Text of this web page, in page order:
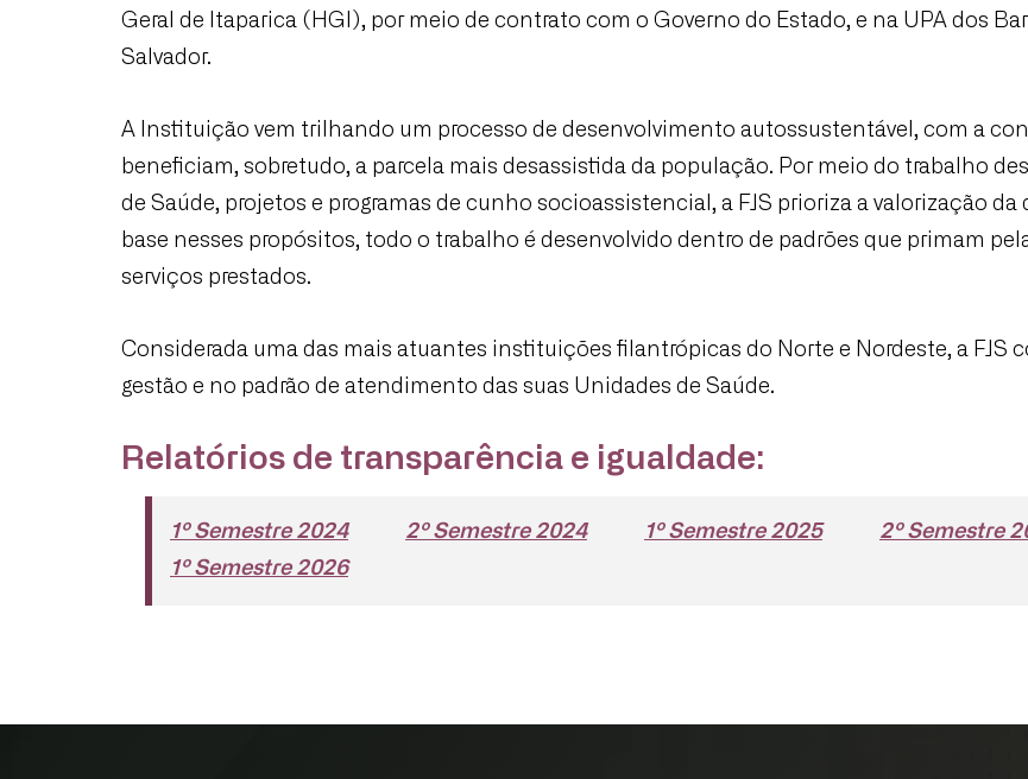
Geral de Itaparica (HGI), por meio de contrato com o Governo do Estado, e na UPA dos
Salvador.
A Instituição vem trilhando um processo de desenvolvimento autossustentável, com a
beneficiam, sobretudo, a parcela mais desassistida da população. Por meio do trabalho
de Saúde, projetos e programas de cunho socioassistencial, a FJS prioriza a valorização
base nesses propósitos, todo o trabalho é desenvolvido dentro de padrões que primam
serviços prestados.
Considerada uma das mais atuantes instituições filantrópicas do Norte e Nordeste, a FJS
gestão e no padrão de atendimento das suas Unidades de Saúde.
Relatórios de transparência e igualdade:
1º Semestre 2024 2º Semestre 2024 1º Semestre 2025
2º Semestre
1º Semestre 2026